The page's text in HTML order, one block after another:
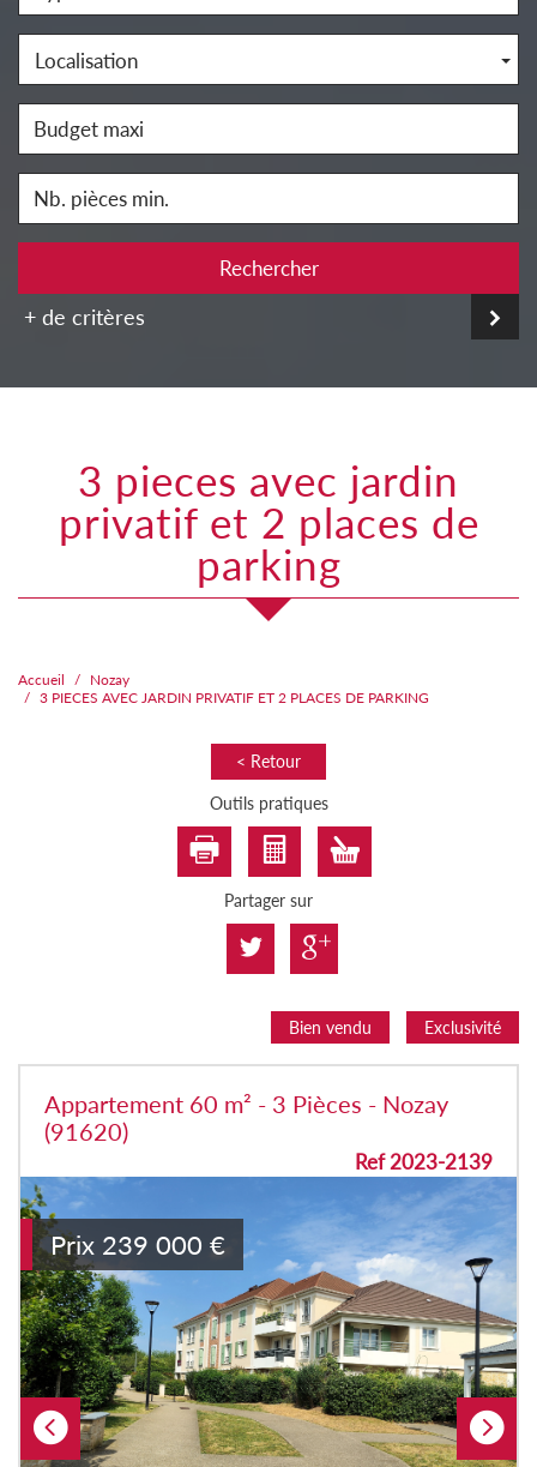
Localisation
Rechercher
+ de critères
3 pieces avec jardin
privatif et 2 places de
parking
Accueil
Nozay
3 PIECES AVEC JARDIN PRIVATIF ET 2 PLACES DE PARKING
< Retour
Outils pratiques
Partager sur
Bien vendu Exclusivité
Appartement 60 m² - 3 Pièces - Nozay
(91620)
Ref 2023-2139
Prix 239 000 €